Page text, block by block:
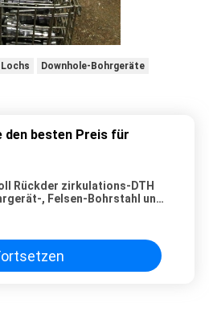
Downhole-Bohrgeräte
den besten Preis für
Rückder zirkulations-DTH
, Felsen-Bohrstahl und